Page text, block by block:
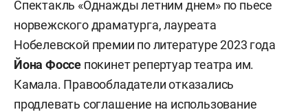
Спектакль «Однажды летним днем» по пьесе
норвежского драматурга, лауреата
Нобелевской премии по литературе 2023 года
Йона Фоссе покинет репертуар театра им.
Камала. Правообладатели отказались
продлевать соглашение на использование